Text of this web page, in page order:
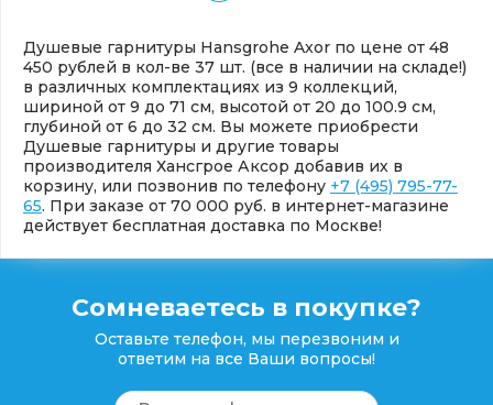
Душевые гарнитуры Hansgrohe Axor по цене от 48
450 рублей в кол-ве 37 шт. (все в наличии на складе!)
в различных комплектациях из 9 коллекций,
шириной от 9 до 71 см, высотой от 20 до 100.9 см,
глубиной от 6 до 32 см. Вы можете приобрести
Душевые гарнитуры и другие товары
производителя Хансгрое Аксор добавив их в
корзину, или позвонив по телефону +7 (495) 795-77-
65. При заказе от 70 000 руб. в интернет-магазине
действует бесплатная доставка по Москве!
Сомневаетесь в покупке?
Оставьте телефон, мы перезвоним и
ответим на все Ваши вопросы!